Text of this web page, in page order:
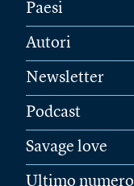
Paesi
Autori
Newsletter
Podcast
Savage love
Ultimo numero